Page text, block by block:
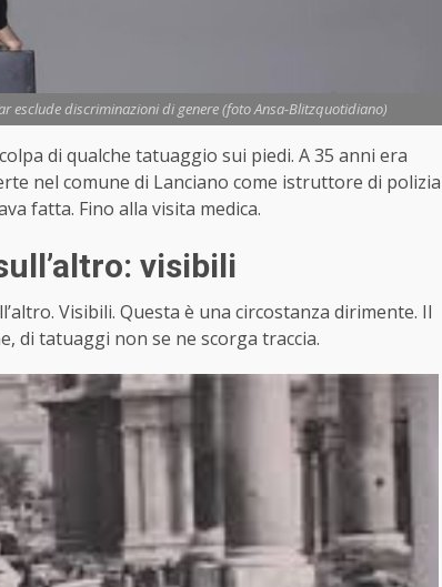
esclude discriminazioni di genere (foto Ansa-Blitzquotidiano)
di qualche tatuaggio sui piedi. A 35 anni era
nel comune di Lanciano come istruttore di polizia
fatta. Fino alla visita medica.
visibili
Visibili. Questa è una circostanza dirimente. Il
di tatuaggi non se ne scorga traccia.